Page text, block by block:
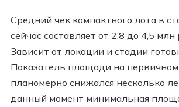
Средний чек компактного лота в
сейчас составляет от 2,8 до 4,5 млн
Зависит от локации и стадии
Показатель площади на
планомерно снижался несколько
данный момент минимальная